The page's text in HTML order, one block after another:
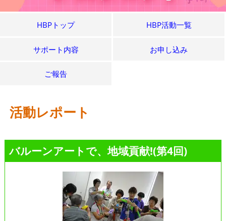
HBPトップ HBP活動一覧
サポート内容 お申し込み
ご報告
活動レポート
バルーンアートで、地域貢献!(第4回)